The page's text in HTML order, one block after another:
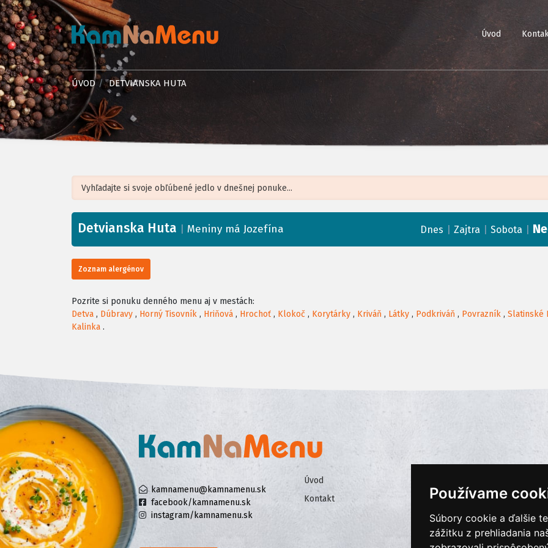
Používame
Súbory cookie a ďalšie
zážitku z prehliadania
Úvod
ÚVOD DETVIANSKA HUTA
+
−
Detvianska Huta Meniny má Jozefína Dnes Zajtra Sobota
Zoznam alergénov
Pozrite si ponuku denného menu aj v mestách:
Detva , Dúbravy , Horný Tisovník , Hriňová , Hrochoť , Klokoč , Korytárky , Kriváň , Látky , Podkriváň , Povrazník , Slatinské
Kalinka .
kamnamenu@kamnamenu.sk
facebook/kamnamenu.sk
instagram/kamnamenu.sk
Úvod
Kontakt
Ochrana osobných údajov
Cookies